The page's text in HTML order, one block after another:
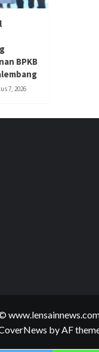
BPKB
7, 2026
by AF